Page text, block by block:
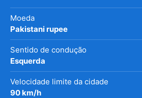
Moeda
Pakistani rupee
Sentido de condução
Esquerda
Velocidade limite da cidade
90 km/h